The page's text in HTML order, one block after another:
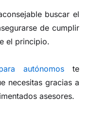
buscar el
de cumplir
el principio.
autónomos te
necesitas gracias a
asesores.